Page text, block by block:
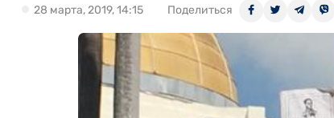
28 марта, 2019, 14:15 Поделиться